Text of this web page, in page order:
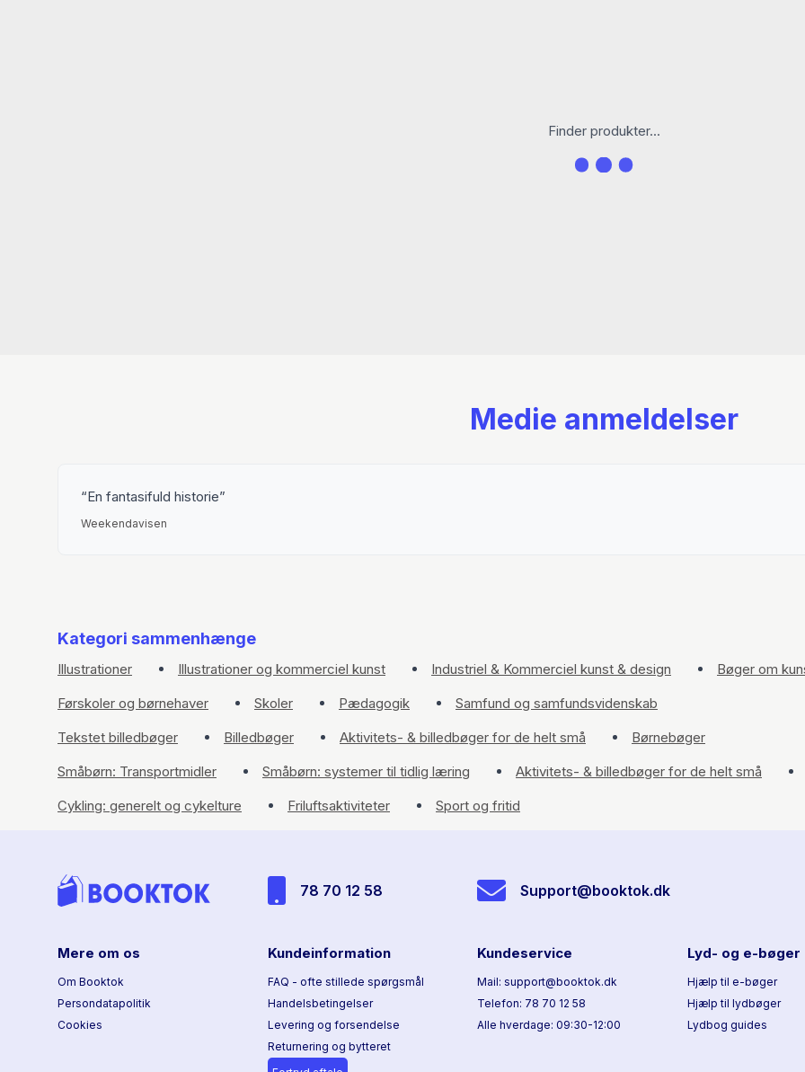
Læs også MOTORCYKLEN
Finder produkter...
Medie anmeldelser
En fantasifuld historie
Weekendavisen
Kategori sammenhænge
Illustrationer Illustrationer og kommerciel kunst Industriel & Kommerciel kunst & design
Bøger om
Førskoler og børnehaver
Skoler Pædagogik
Samfund og samfundsvidenskab
Tekstet billedbøger
Billedbøger Aktivitets- & billedbøger for de helt små
Børnebøger
Småbørn: Transportmidler
Småbørn: systemer til tidlig læring Aktivitets- & billedbøger for de helt små
Cykling: generelt og cykelture
Friluftsaktiviteter Sport og fritid
78 70 12 58 Support@booktok.dk
Mere om os
Om Booktok
Persondatapolitik
Cookies
Kundeinformation
FAQ - ofte stillede spørgsmål
Handelsbetingelser
Levering og forsendelse
Returnering og bytteret
Kundeservice
Mail: support@booktok.dk
Telefon: 78 70 12 58
Alle hverdage: 09:30-12:00
Lyd- og e-bøger
Hjælp til e-bøger
Hjælp til lydbøger
Lydbog guides